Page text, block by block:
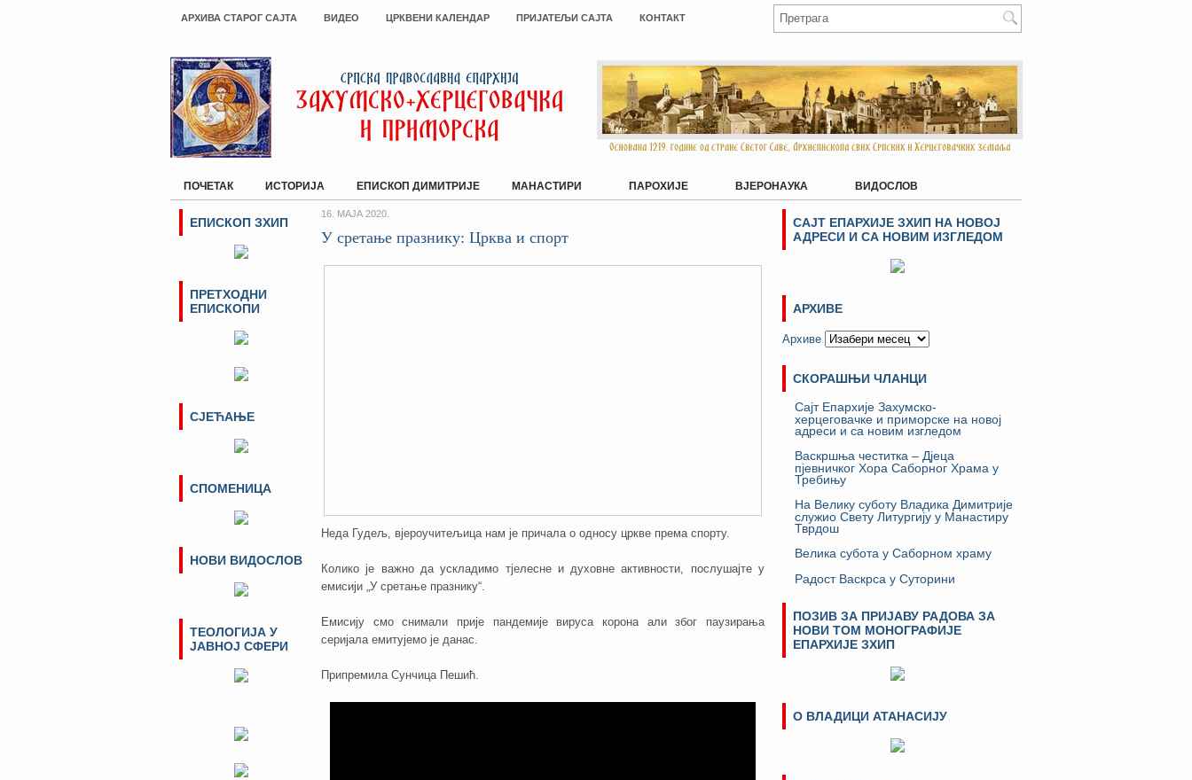
АРХИВА СТАРОГ САЈТА ВИДЕО ЦРКВЕНИ КАЛЕНДАР ПРИЈАТЕЉИ САЈТА КОНТАКТ
ПОЧЕТАК ИСТОРИЈА ЕПИСКОП ДИМИТРИЈЕ МАНАСТИРИ ПАРОХИЈЕ ВЈЕРОНАУКА ВИДОСЛОВ
16. МАЈА 2020.
У сретање празнику: Црква и спорт
Неда Гудељ, вјероучитељица нам је причала о односу цркве према спорту.
Колико је важно да ускладимо тјелесне и духовне активности, послушајте у
емисији „У сретање празнику“.
Емисију смо снимали прије пандемије вируса корона али због паузирања
серијала емитујемо је данас.
Припремила Сунчица Пешић.
ЕПИСКОП ЗХИП
ПРЕТХОДНИ
ЕПИСКОПИ
СЈЕЋАЊЕ
СПОМЕНИЦА
НОВИ ВИДОСЛОВ
ТЕОЛОГИЈА У
ЈАВНОЈ СФЕРИ
САЈТ ЕПАРХИЈЕ ЗХИП НА НОВОЈ
АДРЕСИ И СА НОВИМ ИЗГЛЕДОМ
АРХИВЕ
Архиве
СКОРАШЊИ ЧЛАНЦИ
Сајт Епархије Захумско-
херцеговачке и приморске на новој
адреси и са новим изгледом
Васкршња честитка – Дјеца
пјевничког Хора Саборног Храма у
Требињу
На Велику суботу Владика Димитрије
служио Свету Литургију у Манастиру
Тврдош
Велика субота у Саборном храму
Радост Васкрса у Суторини
ПОЗИВ ЗА ПРИЈАВУ РАДОВА ЗА
НОВИ ТОМ МОНОГРАФИЈЕ
ЕПАРХИЈЕ ЗХИП
О ВЛАДИЦИ АТАНАСИЈУ